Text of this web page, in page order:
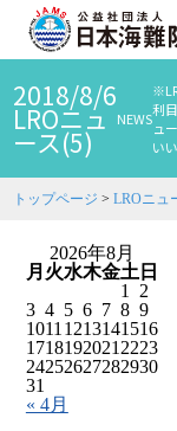
2018/8/6
LROニュ
ース(5)
NEWS利
ュ
い
トップページ >LROニュ
2026年8月
月 火水木金土 日
1
2
3 4 5 6 7 8 9
1011 1213141516
1718192021 2223
24252627282930
31
« 4月